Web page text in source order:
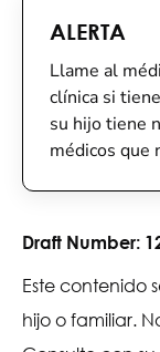
ALERTA
Llame al
clínica si
su hijo tiene
médicos que
Draft Number:
Este contenido
hijo o familiar.